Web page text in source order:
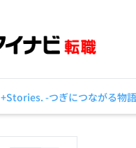
+Stories. -つぎにつながる物